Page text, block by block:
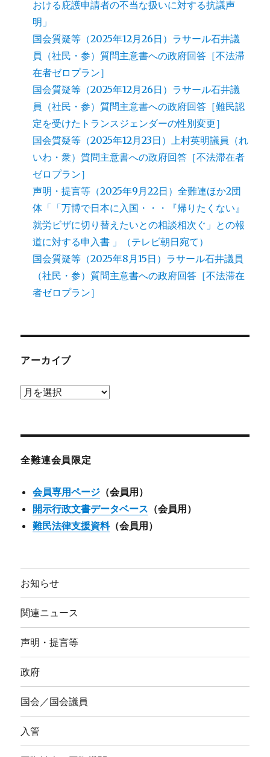
おける庇護申請者の不当な扱いに対する抗議声
明」
国会質疑等（2025年12月26日）ラサール石井議
員（社民・参）質問主意書への政府回答［不法滞
在者ゼロプラン］
国会質疑等（2025年12月26日）ラサール石井議
員（社民・参）質問主意書への政府回答［難民認
定を受けたトランスジェンダーの性別変更］
国会質疑等（2025年12月23日）上村英明議員（れ
いわ・衆）質問主意書への政府回答［不法滞在者
ゼロプラン］
声明・提言等（2025年9月22日）全難連ほか2団
体「「万博で日本に入国・・・『帰りたくない』
就労ビザに切り替えたいとの相談相次ぐ」との報
道に対する申入書 」（テレビ朝日宛て）
国会質疑等（2025年8月15日）ラサール石井議員
（社民・参）質問主意書への政府回答［不法滞在
者ゼロプラン］
アーカイブ
ア
ブ
全難連会員限定
会員専用ページ （会員用）
開示行政文書データベース （会員用）
難民法律支援資料（会員用）
お知らせ
関連ニュース
声明・提言等
政府
国会／国会議員
入管